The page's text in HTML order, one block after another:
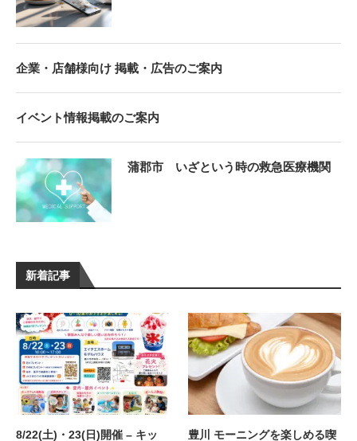
新着記事
8/22(土)・23(日)開催 – キッ
豊川 モーニングを楽しめる喫
企業・店舗様向け 掲載・広告のご案内
イベント情報掲載のご案内
蒲郡市 いざという時の救急医療機関